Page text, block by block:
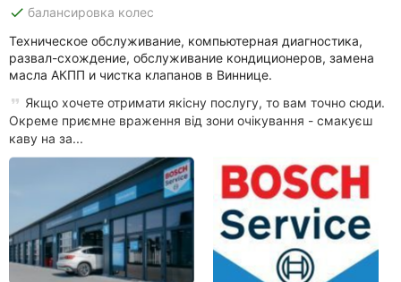
done балансировка колес
Техническое обслуживание, компьютерная диагностика,
развал-схождение, обслуживание кондиционеров, замена
масла АКПП и чистка клапанов в Виннице.
Якщо хочете отримати якісну послугу, то вам точно сюди.
Окреме приємне враження від зони очікування - смакуєш
каву на за...